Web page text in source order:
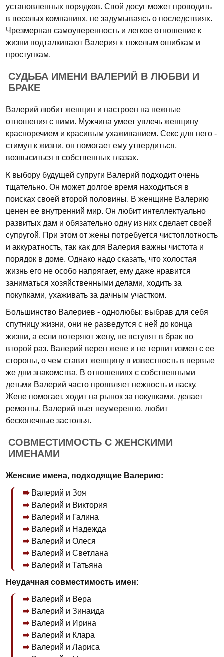
установленных порядков. Свой досуг может проводить
в веселых компаниях, не задумываясь о последствиях.
Чрезмерная самоуверенность и легкое отношение к
жизни подталкивают Валерия к тяжелым ошибкам и
проступкам.
СУДЬБА ИМЕНИ ВАЛЕРИЙ В ЛЮБВИ И
БРАКЕ
Валерий любит женщин и настроен на нежные
отношения с ними. Мужчина умеет увлечь женщину
красноречием и красивым ухаживанием. Секс для него -
стимул к жизни, он помогает ему утвердиться,
возвыситься в собственных глазах.
К выбору будущей супруги Валерий подходит очень
тщательно. Он может долгое время находиться в
поисках своей второй половины. В женщине Валерию
ценен ее внутренний мир. Он любит интеллектуально
развитых дам и обязательно одну из них сделает своей
супругой. При этом от жены потребуется чистоплотность
и аккуратность, так как для Валерия важны чистота и
порядок в доме. Однако надо сказать, что холостая
жизнь его не особо напрягает, ему даже нравится
заниматься хозяйственными делами, ходить за
покупками, ухаживать за дачным участком.
Большинство Валериев - однолюбы: выбрав для себя
спутницу жизни, они не разведутся с ней до конца
жизни, а если потеряют жену, не вступят в брак во
второй раз. Валерий верен жене и не терпит измен с ее
стороны, о чем ставит женщину в известность в первые
же дни знакомства. В отношениях с собственными
детьми Валерий часто проявляет нежность и ласку.
Жене помогает, ходит на рынок за покупками, делает
ремонты. Валерий пьет неумеренно, любит
бесконечные застолья.
СОВМЕСТИМОСТЬ С ЖЕНСКИМИ
ИМЕНАМИ
Женские имена, подходящие Валерию:
Валерий и Зоя
Валерий и Виктория
Валерий и Галина
Валерий и Надежда
Валерий и Олеся
Валерий и Светлана
Валерий и Татьяна
Неудачная совместимость имен:
Валерий и Вера
Валерий и Зинаида
Валерий и Ирина
Валерий и Клара
Валерий и Лариса